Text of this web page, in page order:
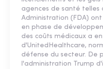
agences de santé telles
Administration (FDA)
en phase de
des coûts médicaux a
d'UnitedHealthcare,
défense du secteur. De
l'administration Trump